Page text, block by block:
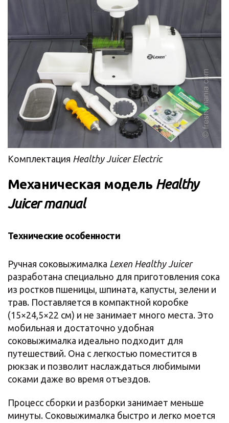
Комплектация Healthy Juicer Electric
Механическая модель Healthy
Juicer manual
Технические особенности
Ручная соковыжималка Lexen Healthy Juicer
разработана специально для приготовления сока
из ростков пшеницы, шпината, капусты, зелени и
трав. Поставляется в компактной коробке
(15×24,5×22 см) и не занимает много места. Это
мобильная и достаточно удобная
соковыжималка идеально подходит для
путешествий. Она с легкостью поместится в
рюкзак и позволит наслаждаться любимыми
соками даже во время отъездов.
Процесс сборки и разборки занимает меньше
минуты. Соковыжималка быстро и легко моется